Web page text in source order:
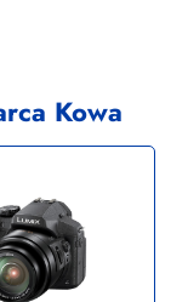
Kowa